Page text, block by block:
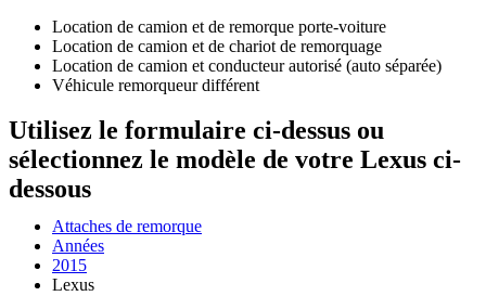
Location de camion et de remorque porte-voiture
Location de camion et de chariot de remorquage
Location de camion et conducteur autorisé (auto séparée)
Véhicule remorqueur différent
Utilisez le formulaire ci-dessus ou
sélectionnez le modèle de votre Lexus ci-
dessous
Attaches de remorque
Années
2015
Lexus